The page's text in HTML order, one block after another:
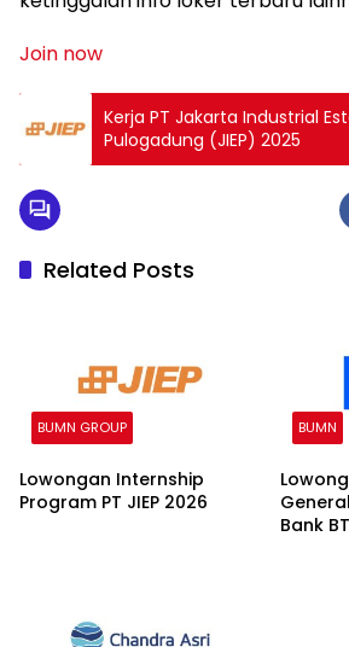
Join now
Kerja PT Jakarta Industrial
Pulogadung (JIEP) 2025
Related Posts
BUMN GROUP
Lowongan Internship
Program PT JIEP 2026
BUMN
Bank